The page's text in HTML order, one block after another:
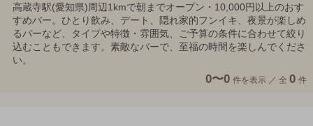
高蔵寺駅(愛知県)周辺1kmで朝までオープン・10,000円以上のおす
すめバー。ひとり飲み、デート、隠れ家的フンイキ、夜景が楽しめ
るバーなど、タイプや特徴・雰囲気、ご予算の条件に合わせて絞り
込むこともできます。素敵なバーで、至福の時間を楽しんでくださ
い。
0〜0 件を表示 ／ 全 0 件